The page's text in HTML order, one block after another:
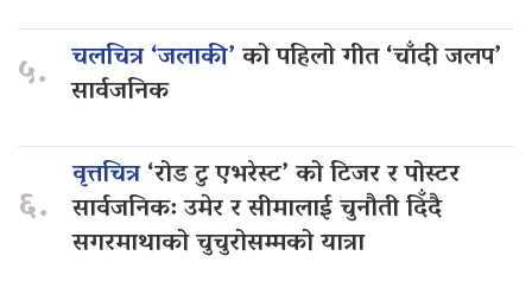
५. चलचित्र ‘जलाकी’को पहिलो गीत ‘चाँदी जलप’
सार्वजनिक
६.
वृत्तचित्र‘रोड टु एभरेस्ट’ को टिजर र पोस्टर
सार्वजनिक: उमेर र सीमालाई चुनौती दिँदै
सगरमाथाको चुचुरोसम्मको यात्रा